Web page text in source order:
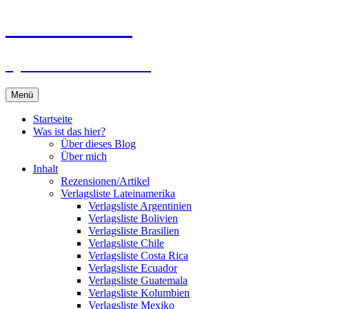
Menü
Startseite
Was ist das hier?
Über dieses Blog
Über mich
Inhalt
Rezensionen/Artikel
Verlagsliste Lateinamerika
Verlagsliste Argentinien
Verlagsliste Bolivien
Verlagsliste Brasilien
Verlagsliste Chile
Verlagsliste Costa Rica
Verlagsliste Ecuador
Verlagsliste Guatemala
Verlagsliste Kolumbien
Verlagsliste Mexiko